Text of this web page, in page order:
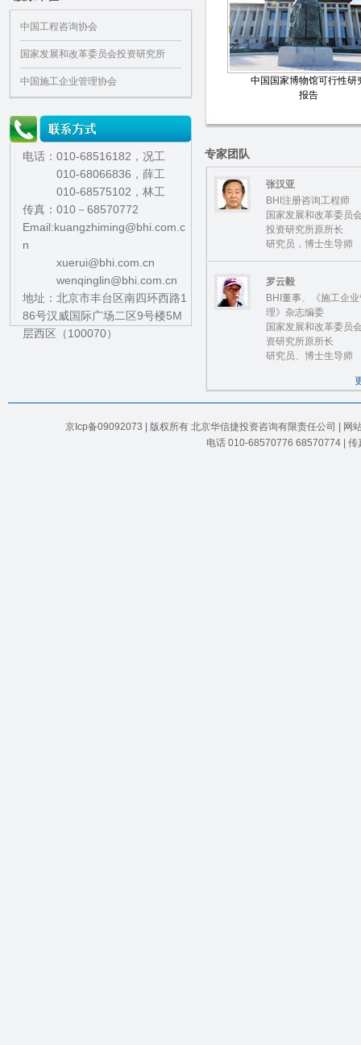
中国工程咨询协会
国家发展和改革委员会投资研究所
中国施工企业管理协会
电话：010-68516182，况工
010-68066836，薛工
010-68575102，林工
传真：010－68570772
Email:kuangzhiming@bhi.com.c
n
xuerui@bhi.com.cn
wenqinglin@bhi.com.cn
地址：北京市丰台区南四环西路1
86号汉威国际广场二区9号楼5M
层西区（100070）
中国国家博物馆可行性研
报告
专家团队
张汉亚
BHI注册咨询工程师
国家发展和改革委员
投资研究所原所长
研究员，博士生导师
罗云毅
BHI董事、《施工企
理》杂志编委
国家发展和改革委员
资研究所原所长
研究员、博士生导师
京Icp备09092073 | 版权所有 北京华信捷投资咨询有限责任公司 |
电话 010-68570776 68570774 |